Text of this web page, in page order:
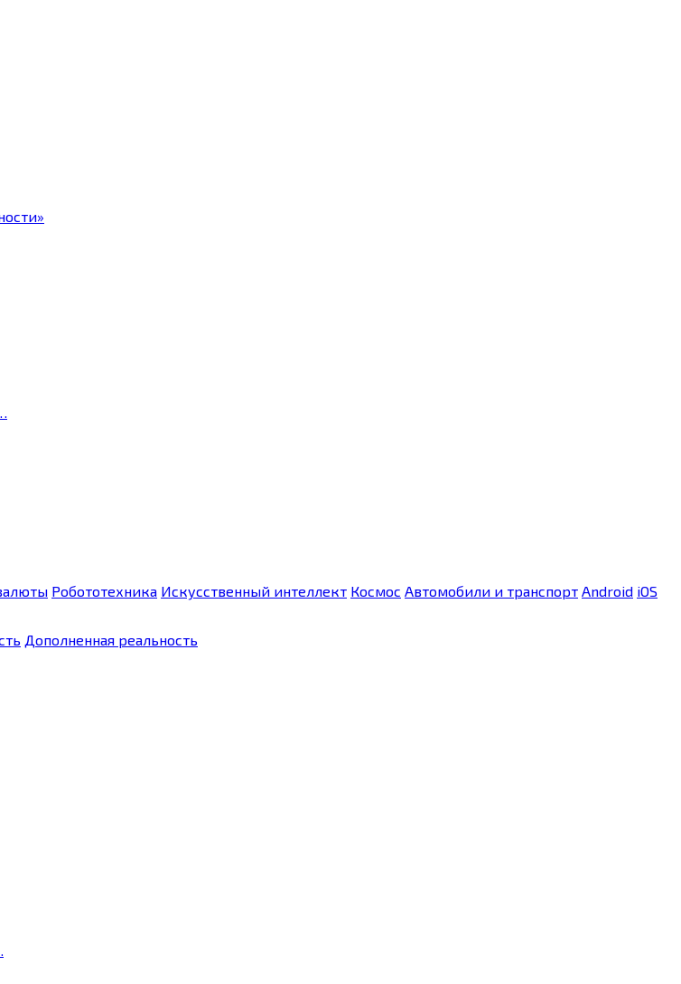
Робототехника Искусственный интеллект Космос Автомобили и транспорт Android iOS
Дополненная реальность